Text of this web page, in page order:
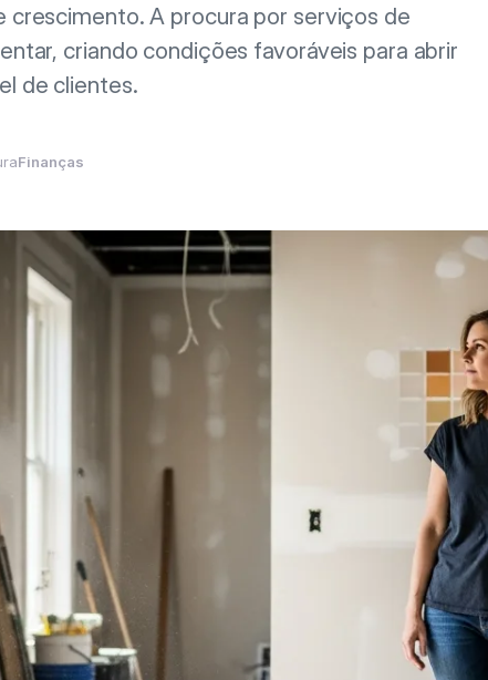
A procura por serviços de
criando condições favoráveis para abrir
de clientes.
Finanças